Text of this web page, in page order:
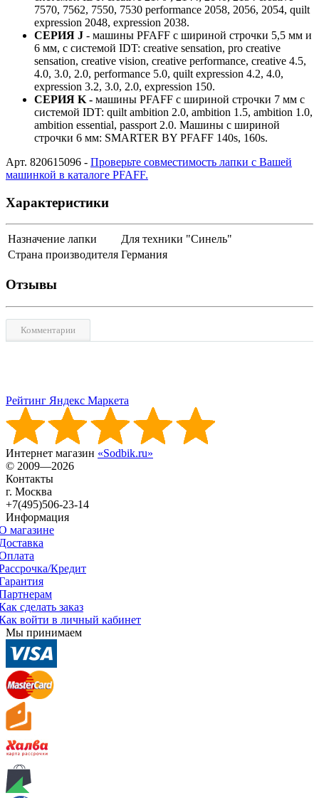
7570, 7562, 7550, 7530 performance 2058, 2056, 2054, quilt
expression 2048, expression 2038.
СЕРИЯ J - машины PFAFF с шириной строчки 5,5 мм и
6 мм, с системой IDT: creative sensation, pro creative
sensation, creative vision, creative performance, creative 4.5,
4.0, 3.0, 2.0, performance 5.0, quilt expression 4.2, 4.0,
expression 3.2, 3.0, 2.0, expression 150.
СЕРИЯ K - машины PFAFF с шириной строчки 7 мм с
системой IDT: quilt ambition 2.0, ambition 1.5, ambition 1.0,
ambition essential, passport 2.0. Машины с шириной
строчки 6 мм: SMARTER BY PFAFF 140s, 160s.
Арт. 820615096 - Проверьте совместимость лапки с Вашей
машинкой в каталоге PFAFF.
Характеристики
Назначение лапки
Для техники "Синель"
Страна производителя Германия
Отзывы
Комментарии
Рейтинг Яндекс Маркета
Интернет магазин «Sodbik.ru»
© 2009—2026
Контакты
г. Москва
+7(495)506-23-14
Информация
магазине
Кредит
сделать заказ
войти в личный кабинет
Мы принимаем